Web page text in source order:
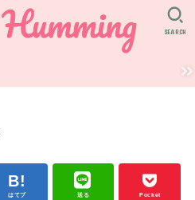
SEARCH
はてブ 送る Pocket